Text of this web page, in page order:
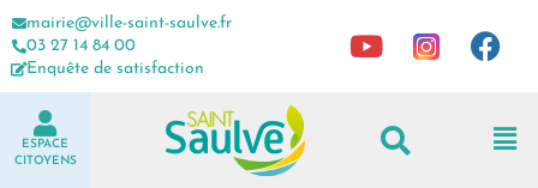
mairie@ville-saint-saulve.fr
03 27 14 84 00
Enquête de satisfaction
ESPACE
CITOYENS